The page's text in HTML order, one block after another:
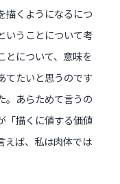
描くようになるにつ
いうことについて考
とについて、意味を
てたいと思うのです
。あらためて言うの
「描くに値する価値
えば、私は肉体では